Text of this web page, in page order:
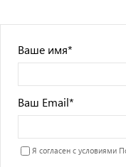
Ваше имя*
Ваш Email*
Я согласен с условиями